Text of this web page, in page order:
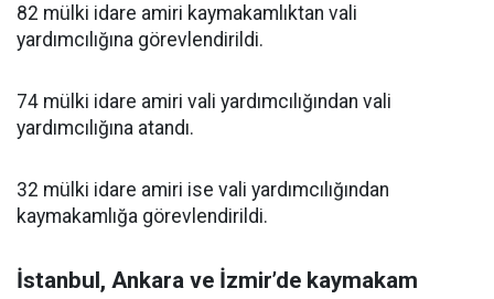
82 mülki idare amiri kaymakamlıktan vali
yardımcılığına görevlendirildi.
74 mülki idare amiri vali yardımcılığından vali
yardımcılığına atandı.
32 mülki idare amiri ise vali yardımcılığından
kaymakamlığa görevlendirildi.
İstanbul, Ankara ve İzmir’de kaymakam